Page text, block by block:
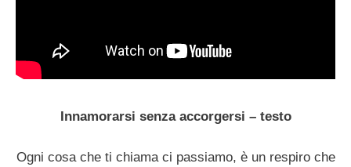
Innamorarsi senza accorgersi – testo
Ogni cosa che ti chiama ci passiamo, è un respiro che